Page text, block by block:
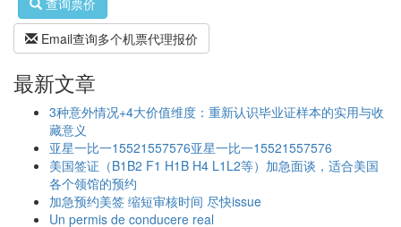
查询票价
Email查询多个机票代理报价
最新文章
3种意外情况+4大价值维度：重新认识毕业证样本的实用与收
藏意义
亚星一比一15521557576亚星一比一15521557576
美国签证（B1B2 F1 H1B H4 L1L2等）加急面谈，适合美国
各个领馆的预约
加急预约美签 缩短审核时间 尽快issue
Un permis de conducere real